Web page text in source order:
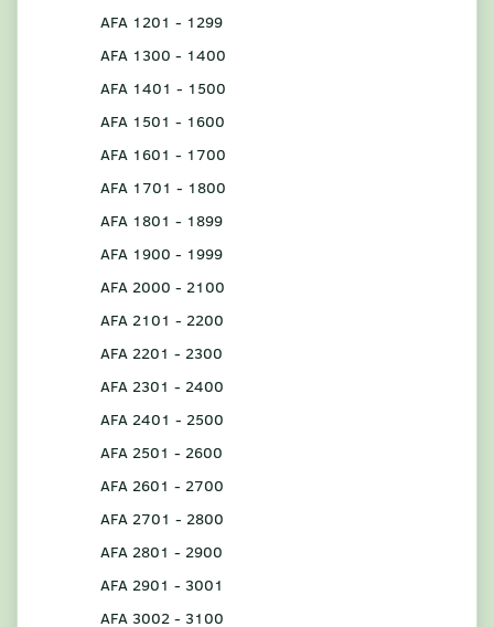
AFA 1201 - 1299
AFA 1300 - 1400
AFA 1401 - 1500
AFA 1501 - 1600
AFA 1601 - 1700
AFA 1701 - 1800
AFA 1801 - 1899
AFA 1900 - 1999
AFA 2000 - 2100
AFA 2101 - 2200
AFA 2201 - 2300
AFA 2301 - 2400
AFA 2401 - 2500
AFA 2501 - 2600
AFA 2601 - 2700
AFA 2701 - 2800
AFA 2801 - 2900
AFA 2901 - 3001
AFA 3002 - 3100